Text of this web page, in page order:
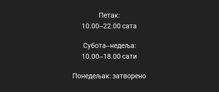
Петак:
10.00‒22.00 сата
Субота‒недеља:
10.00‒18.00 сати
Понедељак: затворено